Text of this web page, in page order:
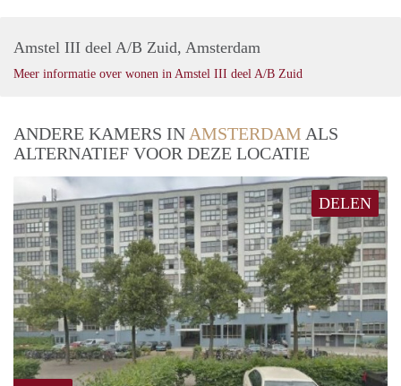
Amstel III deel A/B Zuid, Amsterdam
Meer informatie over wonen in Amstel III deel A/B Zuid
ANDERE KAMERS IN AMSTERDAM ALS
ALTERNATIEF VOOR DEZE LOCATIE
DELEN